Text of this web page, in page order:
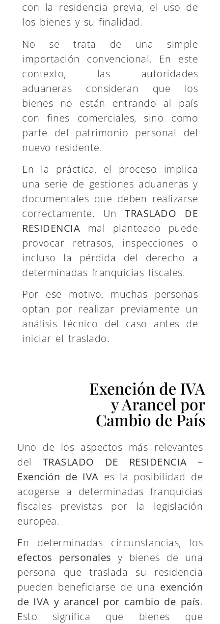
con la residencia previa, el uso de
los bienes y su finalidad.
No se trata de una simple
importación convencional. En este
contexto, las autoridades
aduaneras consideran que los
bienes no están entrando al país
con fines comerciales, sino como
parte del patrimonio personal del
nuevo residente.
En la práctica, el proceso implica
una serie de gestiones aduaneras y
documentales que deben realizarse
correctamente. Un TRASLADO DE
RESIDENCIA mal planteado puede
provocar retrasos, inspecciones o
incluso la pérdida del derecho a
determinadas franquicias fiscales.
Por ese motivo, muchas personas
optan por realizar previamente un
análisis técnico del caso antes de
iniciar el traslado.
Exención de IVA
y Arancel por
Cambio de País
Uno de los aspectos más relevantes
del TRASLADO DE RESIDENCIA –
Exención de IVA es la posibilidad de
acogerse a determinadas franquicias
fiscales previstas por la legislación
europea.
En determinadas circunstancias, los
efectos personales y bienes de una
persona que traslada su residencia
pueden beneficiarse de una exención
de IVA y arancel por cambio de país.
Esto significa que bienes que